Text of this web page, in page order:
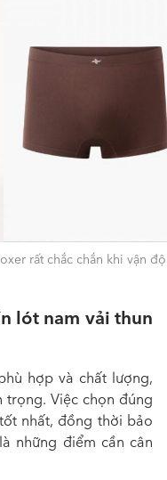
rất chắc chắn khi vận
lót nam vải thun
hợp và chất lượng,
trọng. Việc chọn đúng
nhất, đồng thời bảo
những điểm cần cân